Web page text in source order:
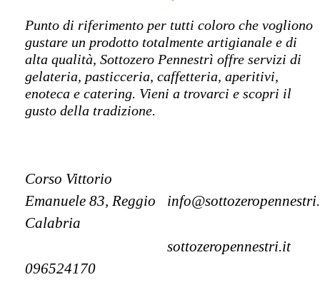
Punto di riferimento per tutti coloro che vogliono
gustare un prodotto totalmente artigianale e di
alta qualità, Sottozero Pennestrì offre servizi di
gelateria, pasticceria, caffetteria, aperitivi,
enoteca e catering. Vieni a trovarci e scopri il
gusto della tradizione.
Corso Vittorio
Emanuele 83, Reggio
Calabria
096524170
sottozeropennestri.it